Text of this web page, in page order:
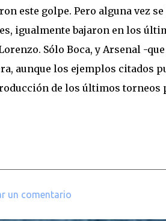
este golpe. Pero alguna vez
igualmente bajaron en los
Sólo Boca, y Arsenal -
aunque los ejemplos citados
de los últimos torneos
un comentario